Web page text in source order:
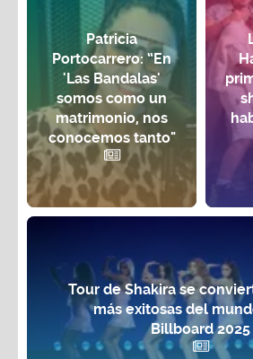
Patricia
Portocarrero: “En
'Las Bandalas'
somos como un
matrimonio, nos
conocemos tanto"
Tour de Shakira se
más exitosas del
Billboard 2025